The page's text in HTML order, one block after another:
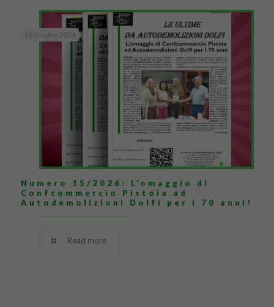
16 Giugno 2026
Numero 15/2026: L’omaggio di
Confcommercio Pistoia ad
Autodemolizioni Dolfi per i 70 anni!
Read more